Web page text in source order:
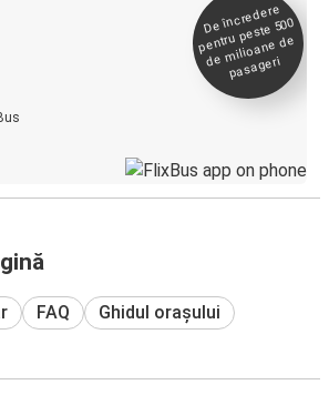
De încredere
pentru peste 500
de
milioane de
pasageri
FAQ Ghidul orașului